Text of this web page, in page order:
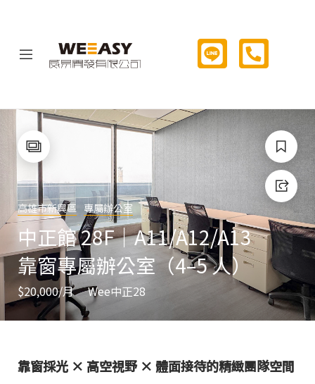
高雄市新興區 專屬辦公室
中正館 28F｜A11/A12/A13
靠窗專屬辦公室（4–5 人）
$20,000/月 Wee中正28
靠窗採光 × 高空視野 × 體面接待的精緻團隊空間